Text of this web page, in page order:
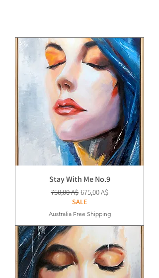
Stay With Me No.9
Prezzo regolare
750,00 A$ Prezzo scontato
675,00 A$
SALE
Australia Free Shipping